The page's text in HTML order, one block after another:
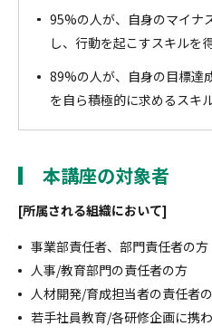
95%の人が、自身のマイナ
し、行動を起こすスキルを
89%の人が、自身の目標達
を自ら積極的に求めるスキ
本講座の対象者
[所属される組織において]
事業部責任者、部門責任者の方
人事/教育部門の責任者の方
人材開発/育成担当者の責任者
若手社員教育/各研修企画に携